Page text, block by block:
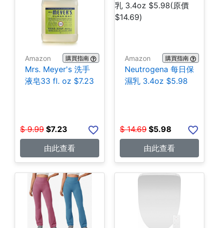
Amazon 購買指南
Mrs. Meyer's 洗手
液皂33 fl. oz $7.23
$ 9.99 $7.23
由此查看
Amazon 購買指南
Neutrogena 每日保
濕乳 3.4oz $5.98
$ 14.69 $5.98
由此查看